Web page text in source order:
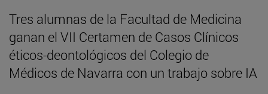
Tres alumnas de la Facultad de Medicina
ganan el VII Certamen de Casos Clínicos
éticos-deontológicos del Colegio de
Médicos de Navarra con un trabajo sobre IA